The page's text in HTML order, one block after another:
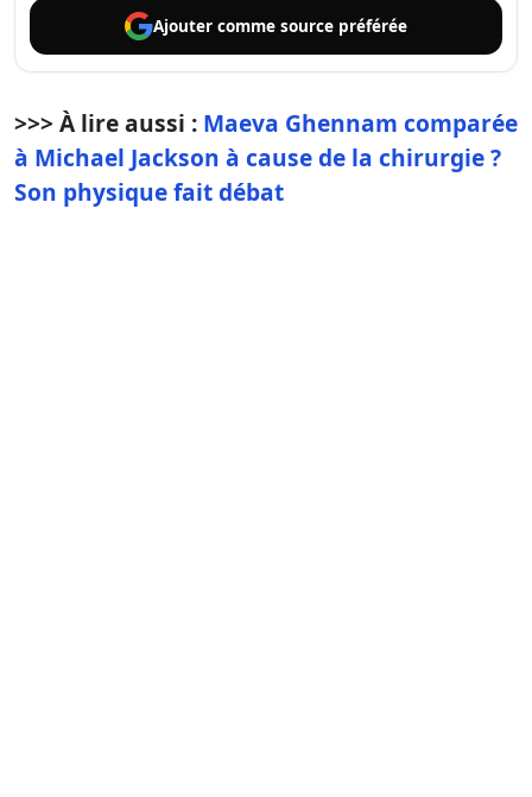
Ajouter comme source préférée
>>> À lire aussi : Maeva Ghennam comparée
à Michael Jackson à cause de la chirurgie ?
Son physique fait débat